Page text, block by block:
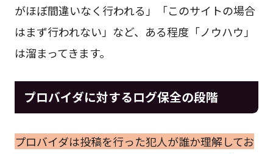
がほぼ間違いなく行われる」「このサイトの場合
はまず行われない」など、ある程度「ノウハウ」
は溜まってきます。
プロバイダに対するログ保全の段階
プロバイダは投稿を行った犯人が誰か理解してお